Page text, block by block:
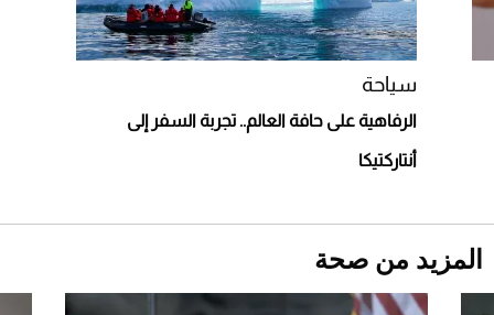
أغلى 10 عطور في العالم للرجال تمنحك فخامة
استثنائية
سياحة
الرفاهية على حافة العالم.. تجربة السفر إلى
أنتاركتيكا
المزيد من صحة